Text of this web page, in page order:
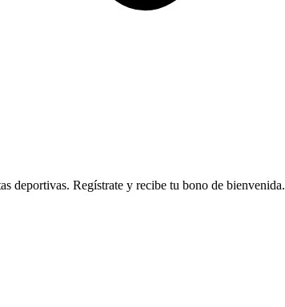
deportivas. Regístrate y recibe tu bono de bienvenida.